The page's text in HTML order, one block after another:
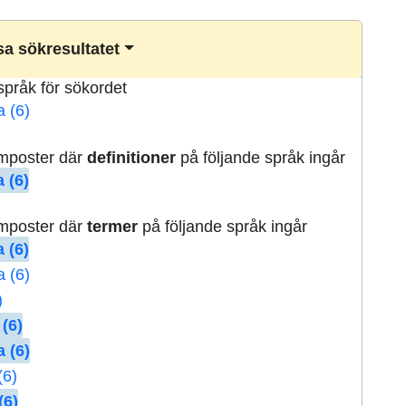
sökresultatet
för sökordet
(6)
därdefinitioner på följande språk ingår
(6)
därtermer på följande språk ingår
(6)
(6)
(6)